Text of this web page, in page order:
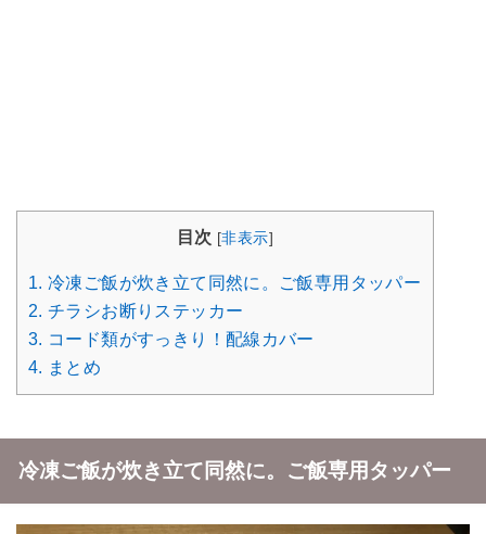
目次 [非表示]
1. 冷凍ご飯が炊き立て同然に。ご飯専用タッパー
2. チラシお断りステッカー
3. コード類がすっきり！配線カバー
4. まとめ
冷凍ご飯が炊き立て同然に。ご飯専用タッパー